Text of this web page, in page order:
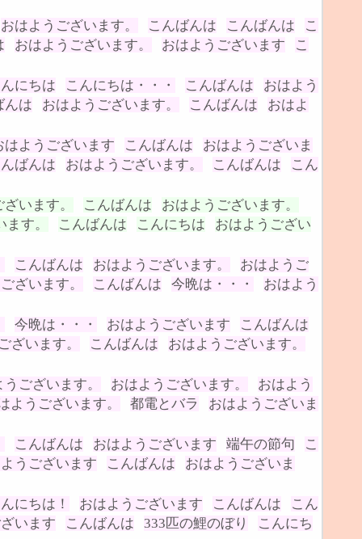
おはようございます。 こんばんは こんばんは
こ
おはようございます。 おはようございます
こ
にちは こんにちは・・・ こんばんは
おはよう
んは おはようございます。 こんばんは
おはよ
はようございます こんばんは
おはようございま
ばんは おはようございます。 こんばんは
こん
います。 こんばんは
おはようございます。
す。 こんばんは こんにちは
おはようござい
こんばんは おはようございます。
おはようご
ざいます。 こんばんは 今晩は・・・
おはよう
今晩は・・・ おはようございます
こんばんは
ざいます。 こんばんは
おはようございます。
ございます。 おはようございます。
おはよう
ようございます。 都電とバラ
おはようございま
こんばんは おはようございます 端午の節句
こ
うございます こんばんは
おはようございま
にちは！ おはようございます こんばんは
こん
います こんばんは 333匹の鯉のぼり
こんにち